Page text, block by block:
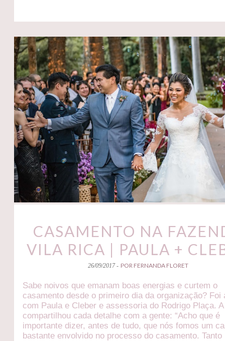
CASAMENTO NA
VILA RICA | PAULA +
26/09/2017 - POR FERNANDA FLORET
Sabe noivos que emanam boas energias e curtem o
casamento desde o primeiro dia da organização? Foi
com Paula e Cleber e assessoria do Rodrigo Plaça.
compartilhou cada detalhe com a gente: “Acho que é
importante dizer, antes de tudo, que nós fomos um
bastante envolvido no processo do casamento.